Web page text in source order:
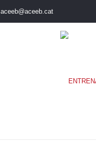
aceeb@aceeb.cat